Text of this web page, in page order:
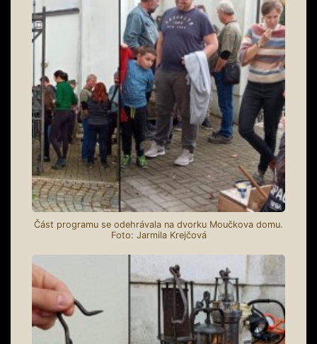
Část programu se odehrávala na dvorku Moučkova domu.
Foto: Jarmila Krejčová